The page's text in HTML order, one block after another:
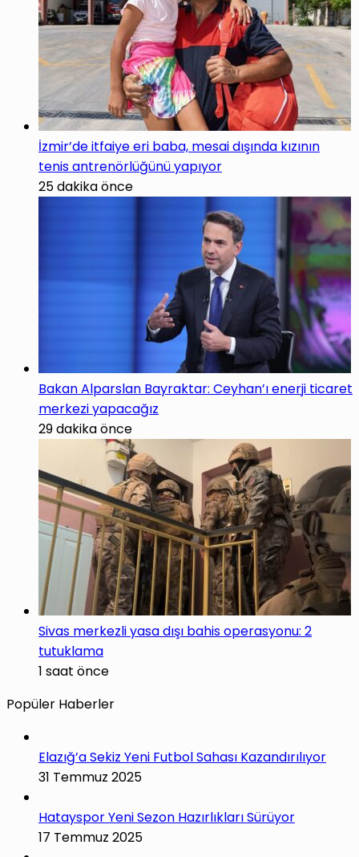
İzmir’de itfaiye eri baba, mesai dışında kızının
tenis antrenörlüğünü yapıyor
25 dakika önce
Bakan Alparslan Bayraktar: Ceyhan’ı enerji ticaret
merkezi yapacağız
29 dakika önce
Sivas merkezli yasa dışı bahis operasyonu: 2
tutuklama
1 saat önce
Popüler Haberler
Elazığ’a Sekiz Yeni Futbol Sahası Kazandırılıyor
31 Temmuz 2025
Hatayspor Yeni Sezon Hazırlıkları Sürüyor
17 Temmuz 2025